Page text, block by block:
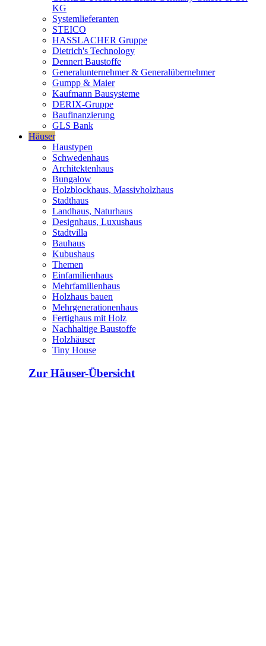
KG
Systemlieferanten
STEICO
HASSLACHER Gruppe
Dietrich's Technology
Dennert Baustoffe
Generalunternehmer & Generalübernehmer
Gumpp & Maier
Kaufmann Bausysteme
DERIX-Gruppe
Baufinanzierung
GLS Bank
Häuser
Haustypen
Schwedenhaus
Architektenhaus
Bungalow
Holzblockhaus, Massivholzhaus
Stadthaus
Landhaus, Naturhaus
Designhaus, Luxushaus
Stadtvilla
Bauhaus
Kubushaus
Themen
Einfamilienhaus
Mehrfamilienhaus
Holzhaus bauen
Mehrgenerationenhaus
Fertighaus mit Holz
Nachhaltige Baustoffe
Holzhäuser
Tiny House
Zur Häuser-Übersicht